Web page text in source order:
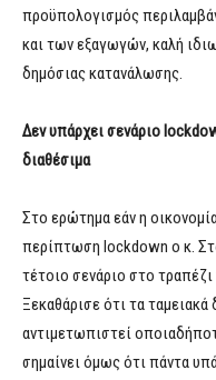
προϋπολογισμός
και των εξαγωγών, καλή
δημόσιας κατανάλωσης.
Δεν υπάρχει σενάριο
διαθέσιμα
Στο ερώτημα εάν η
περίπτωση lockdown ο κ.
τέτοιο σενάριο στο τραπέζι
Ξεκαθάρισε ότι τα ταμειακά
αντιμετωπιστεί
σημαίνει όμως ότι πάντα